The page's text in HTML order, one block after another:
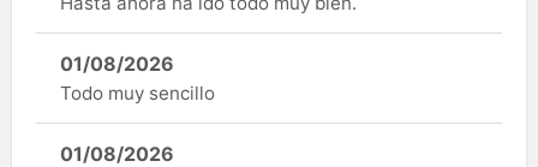
01/08/2026
Todo muy sencillo
01/08/2026